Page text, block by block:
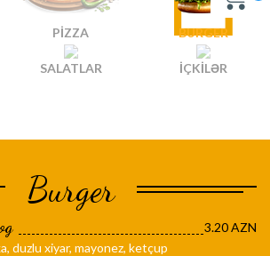
PIZZA BURGER
SALATLAR İÇKILƏR
Burger
3.20 AZN
duzlu xiyar, mayonez, ketçup